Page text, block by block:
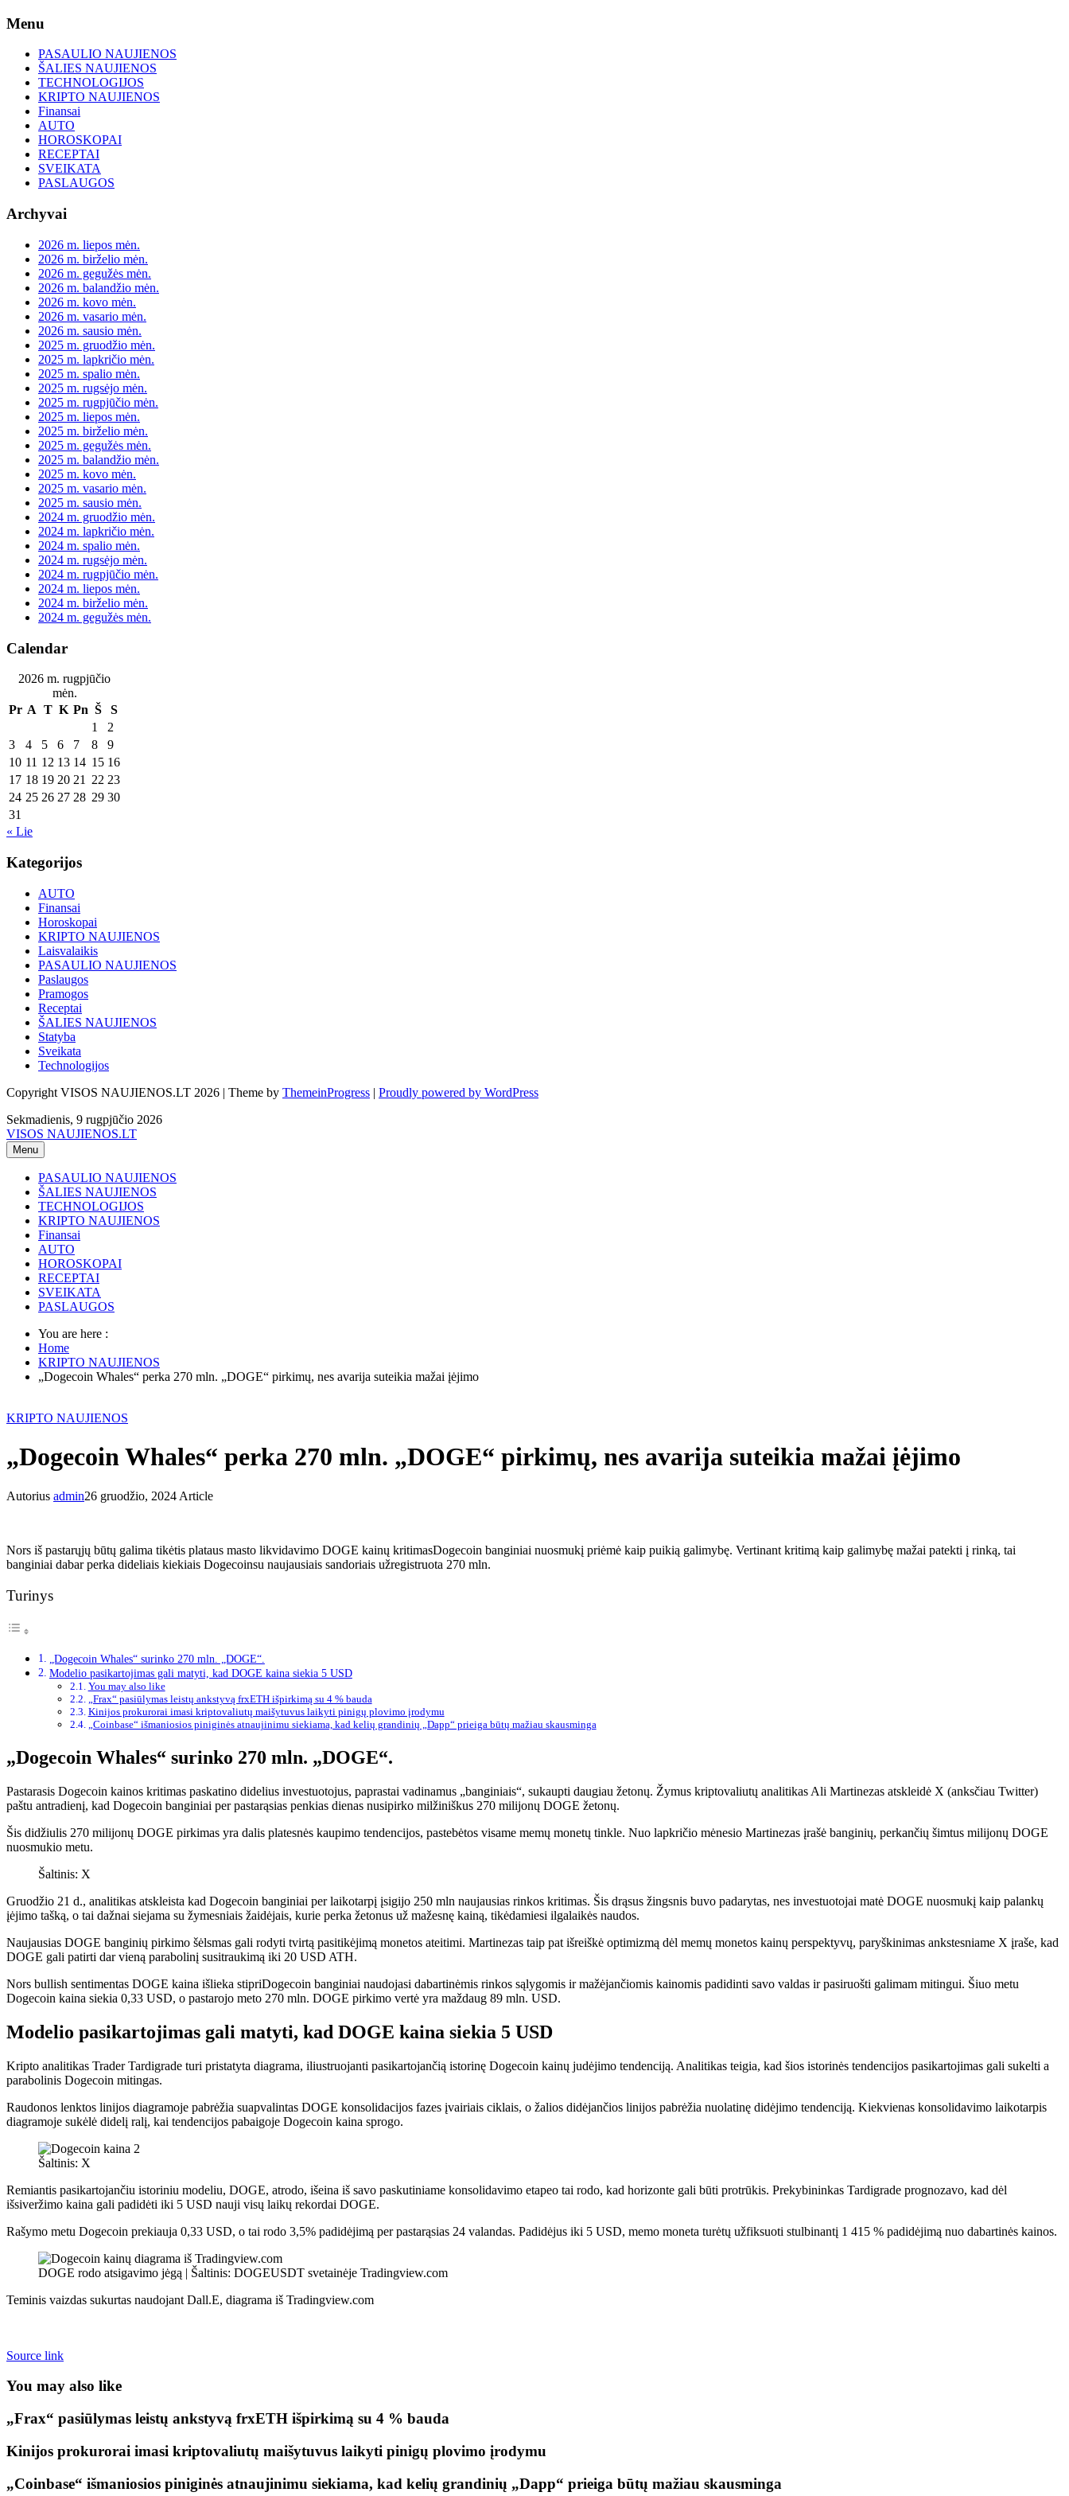
Skip
content
Menu
PASAULIO NAUJIENOS
ŠALIES NAUJIENOS
TECHNOLOGIJOS
KRIPTO NAUJIENOS
Finansai
AUTO
HOROSKOPAI
RECEPTAI
SVEIKATA
PASLAUGOS
Archyvai
2026 m. liepos mėn.
2026 m. birželio mėn.
2026 m. gegužės mėn.
2026 m. balandžio mėn.
2026 m. kovo mėn.
2026 m. vasario mėn.
2026 m. sausio mėn.
2025 m. gruodžio mėn.
2025 m. lapkričio mėn.
2025 m. spalio mėn.
2025 m. rugsėjo mėn.
2025 m. rugpjūčio mėn.
2025 m. liepos mėn.
2025 m. birželio mėn.
2025 m. gegužės mėn.
2025 m. balandžio mėn.
2025 m. kovo mėn.
2025 m. vasario mėn.
2025 m. sausio mėn.
2024 m. gruodžio mėn.
2024 m. lapkričio mėn.
2024 m. spalio mėn.
2024 m. rugsėjo mėn.
2024 m. rugpjūčio mėn.
2024 m. liepos mėn.
2024 m. birželio mėn.
2024 m. gegužės mėn.
Calendar
2026 m. rugpjūčio
mėn.
Pr A T K Pn Š
S
1
2
3
4 5 6 7 8
9
10 11 12 13 14 15 16
17 18 19 20 21 22 23
24 25 26 27 28 29 30
31
« Lie
Kategorijos
AUTO
Finansai
Horoskopai
KRIPTO NAUJIENOS
Laisvalaikis
PASAULIO NAUJIENOS
Paslaugos
Pramogos
Receptai
ŠALIES NAUJIENOS
Statyba
Sveikata
Technologijos
Copyright VISOS NAUJIENOS.LT 2026 | Theme by ThemeinProgress | Proudly powered by WordPress
Sekmadienis, 9 rugpjūčio 2026
VISOS NAUJIENOS.LT
Menu
PASAULIO NAUJIENOS
ŠALIES NAUJIENOS
TECHNOLOGIJOS
KRIPTO NAUJIENOS
Finansai
AUTO
HOROSKOPAI
RECEPTAI
SVEIKATA
PASLAUGOS
You are here :
Home
KRIPTO NAUJIENOS
„Dogecoin Whales“ perka 270 mln. „DOGE“ pirkimų, nes avarija suteikia mažai įėjimo
KRIPTO NAUJIENOS
„Dogecoin Whales“ perka 270 mln. „DOGE“ pirkimų, nes avarija suteikia mažai įėjimo
Autorius admin26 gruodžio, 2024 Article
Nors iš pastarųjų būtų galima tikėtis plataus masto likvidavimo DOGE kainų kritimasDogecoin banginiai nuosmukį priėmė kaip puikią galimybę. Vertinant kritimą kaip galimybę mažai patekti į rinką, tai
banginiai dabar perka dideliais kiekiais Dogecoinsu naujausiais sandoriais užregistruota 270 mln.
Turinys
„Dogecoin Whales“ surinko 270 mln. „DOGE“.
Modelio pasikartojimas gali matyti, kad DOGE kaina siekia 5 USD
You may also like
„Frax“ pasiūlymas leistų ankstyvą frxETH išpirkimą su 4 % bauda
Kinijos prokurorai imasi kriptovaliutų maišytuvus laikyti pinigų plovimo įrodymu
„Coinbase“ išmaniosios piniginės atnaujinimu siekiama, kad kelių grandinių „Dapp“ prieiga būtų mažiau skausminga
„Dogecoin Whales“ surinko 270 mln. „DOGE“.
Pastarasis Dogecoin kainos kritimas paskatino didelius investuotojus, paprastai vadinamus „banginiais“, sukaupti daugiau žetonų. Žymus kriptovaliutų analitikas Ali Martinezas atskleidė X (anksčiau Twitter)
paštu antradienį, kad Dogecoin banginiai per pastarąsias penkias dienas nusipirko milžiniškus 270 milijonų DOGE žetonų.
Šis didžiulis 270 milijonų DOGE pirkimas yra dalis platesnės kaupimo tendencijos, pastebėtos visame memų monetų tinkle. Nuo lapkričio mėnesio Martinezas įrašė banginių, perkančių šimtus milijonų DOGE
nuosmukio metu.
Šaltinis: X
Gruodžio 21 d., analitikas atskleista kad Dogecoin banginiai per laikotarpį įsigijo 250 mln naujausias rinkos kritimas. Šis drąsus žingsnis buvo padarytas, nes investuotojai matė DOGE nuosmukį kaip palankų
įėjimo tašką, o tai dažnai siejama su žymesniais žaidėjais, kurie perka žetonus už mažesnę kainą, tikėdamiesi ilgalaikės naudos.
Naujausias DOGE banginių pirkimo šėlsmas gali rodyti tvirtą pasitikėjimą monetos ateitimi. Martinezas taip pat išreiškė optimizmą dėl memų monetos kainų perspektyvų, paryškinimas ankstesniame X įraše, kad
DOGE gali patirti dar vieną parabolinį susitraukimą iki 20 USD ATH.
Nors bullish sentimentas DOGE kaina išlieka stipriDogecoin banginiai naudojasi dabartinėmis rinkos sąlygomis ir mažėjančiomis kainomis padidinti savo valdas ir pasiruošti galimam mitingui. Šiuo metu
Dogecoin kaina siekia 0,33 USD, o pastarojo meto 270 mln. DOGE pirkimo vertė yra maždaug 89 mln. USD.
Modelio pasikartojimas gali matyti, kad DOGE kaina siekia 5 USD
Kripto analitikas Trader Tardigrade turi pristatyta diagrama, iliustruojanti pasikartojančią istorinę Dogecoin kainų judėjimo tendenciją. Analitikas teigia, kad šios istorinės tendencijos pasikartojimas gali sukelti a
parabolinis Dogecoin mitingas.
Raudonos lenktos linijos diagramoje pabrėžia suapvalintas DOGE konsolidacijos fazes įvairiais ciklais, o žalios didėjančios linijos pabrėžia nuolatinę didėjimo tendenciją. Kiekvienas konsolidavimo laikotarpis
diagramoje sukėlė didelį ralį, kai tendencijos pabaigoje Dogecoin kaina sprogo.
Šaltinis: X
Remiantis pasikartojančiu istoriniu modeliu, DOGE, atrodo, išeina iš savo paskutiniame konsolidavimo etapeo tai rodo, kad horizonte gali būti protrūkis. Prekybininkas Tardigrade prognozavo, kad dėl
išsiveržimo kaina gali padidėti iki 5 USD nauji visų laikų rekordai DOGE.
Rašymo metu Dogecoin prekiauja 0,33 USD, o tai rodo 3,5% padidėjimą per pastarąsias 24 valandas. Padidėjus iki 5 USD, memo moneta turėtų užfiksuoti stulbinantį 1 415 % padidėjimą nuo dabartinės kainos.
DOGE rodo atsigavimo jėgą | Šaltinis: DOGEUSDT svetainėje Tradingview.com
Teminis vaizdas sukurtas naudojant Dall.E, diagrama iš Tradingview.com
Source link
You may also like
„Frax“ pasiūlymas leistų ankstyvą frxETH išpirkimą su 4 % bauda
Kinijos prokurorai imasi kriptovaliutų maišytuvus laikyti pinigų plovimo įrodymu
„Coinbase“ išmaniosios piniginės atnaujinimu siekiama, kad kelių grandinių „Dapp“ prieiga būtų mažiau skausminga